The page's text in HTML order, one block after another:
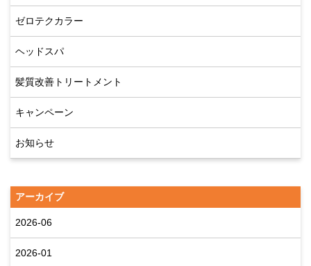
ゼロテクカラー
ヘッドスパ
髪質改善トリートメント
キャンペーン
お知らせ
アーカイブ
2026-06
2026-01